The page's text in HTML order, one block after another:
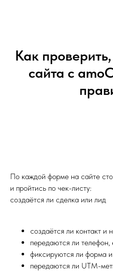
Как
сайта с
По каждой форме на сайте
и пройтись по чек-листу:
создаётся ли сделка или лид
создаётся ли контакт и
передаются ли
фиксируются ли форма
передаются ли UTM-